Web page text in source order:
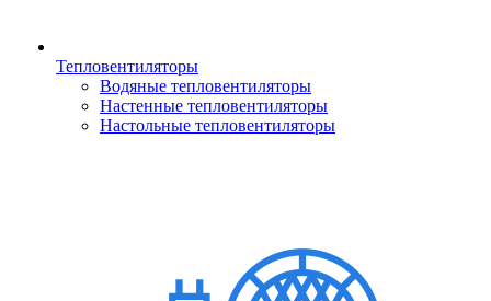
Тепловентиляторы
Водяные тепловентиляторы
Настенные тепловентиляторы
Настольные тепловентиляторы